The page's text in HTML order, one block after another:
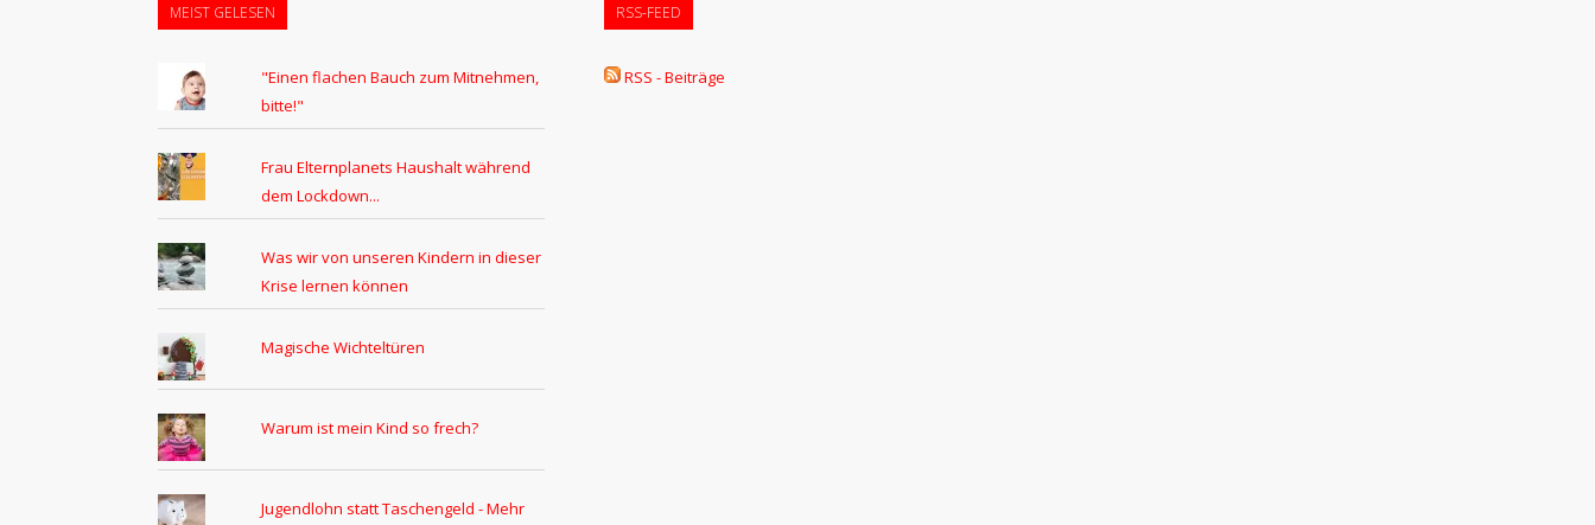
MEIST GELESEN
"Einen flachen Bauch zum Mitnehmen,
bitte!"
Frau Elternplanets Haushalt während
dem Lockdown...
Was wir von unseren Kindern in dieser
Krise lernen können
Magische Wichteltüren
Warum ist mein Kind so frech?
Jugendlohn statt Taschengeld - Mehr
RSS-FEED
RSS - Beiträge